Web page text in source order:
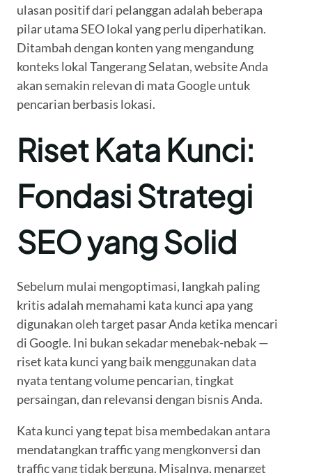
ulasan positif dari pelanggan adalah beberapa
pilar utama SEO lokal yang perlu diperhatikan.
Ditambah dengan konten yang mengandung
konteks lokal Tangerang Selatan, website Anda
akan semakin relevan di mata Google untuk
pencarian berbasis lokasi.
Riset Kata Kunci:
Fondasi Strategi
SEO yang Solid
Sebelum mulai mengoptimasi, langkah paling
kritis adalah memahami kata kunci apa yang
digunakan oleh target pasar Anda ketika mencari
di Google. Ini bukan sekadar menebak-nebak —
riset kata kunci yang baik menggunakan data
nyata tentang volume pencarian, tingkat
persaingan, dan relevansi dengan bisnis Anda.
Kata kunci yang tepat bisa membedakan antara
mendatangkan traffic yang mengkonversi dan
traffic yang tidak berguna. Misalnya, menarget